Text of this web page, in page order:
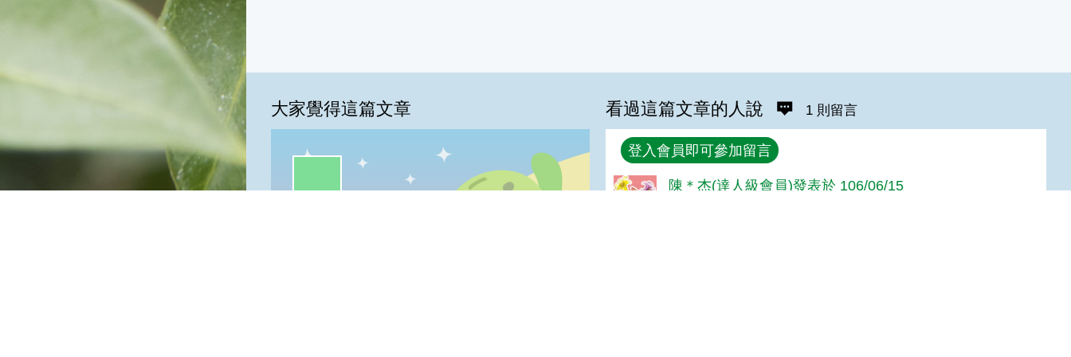
大家覺得這篇文章
一級棒:88%
看過這篇文章的人說 1 則留言
回覆
登入會員即可參加留言
陳＊杰(達人級會員)發表於 106/06/15